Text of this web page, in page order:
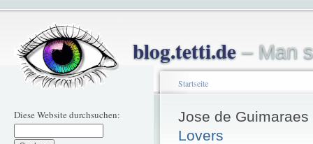
blog.tetti.de– Man
Diese Website durchsuchen:
Startseite
Jose de Guimaraes
Lovers